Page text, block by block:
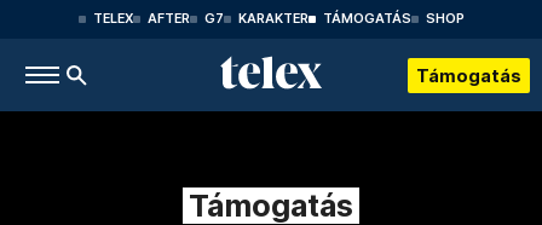
TELEX AFTER G7 KARAKTER TÁMOGATÁS SHOP
Támogatás
Támogatás